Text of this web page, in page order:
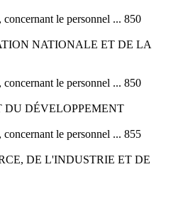
le personnel ... 850
NATIONALE ET DE LA
le personnel ... 850
DU DÉVELOPPEMENT
le personnel ... 855
DE L'INDUSTRIE ET DE